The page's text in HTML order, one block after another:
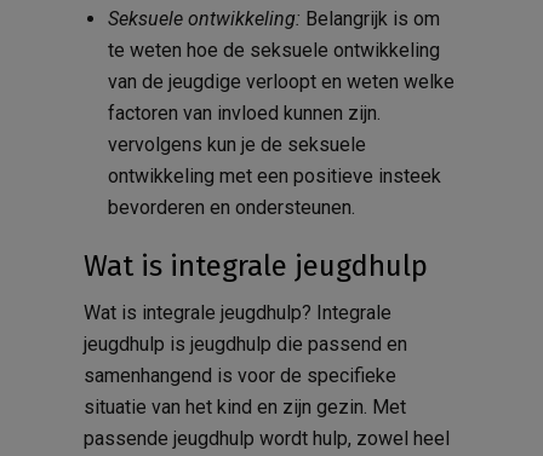
Seksuele ontwikkeling: Belangrijk is om
te weten hoe de seksuele ontwikkeling
van de jeugdige verloopt en weten welke
factoren van invloed kunnen zijn.
vervolgens kun je de seksuele
ontwikkeling met een positieve insteek
bevorderen en ondersteunen.
Wat is integrale jeugdhulp
Wat is integrale jeugdhulp? Integrale
jeugdhulp is jeugdhulp die passend en
samenhangend is voor de specifieke
situatie van het kind en zijn gezin. Met
passende jeugdhulp wordt hulp, zowel heel